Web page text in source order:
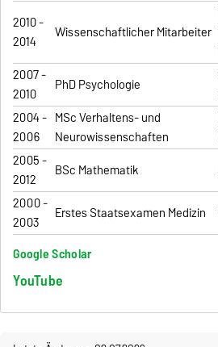
2010 -
2014
Wissenschaftlicher Mitarbeiter
2007 -
2010
PhD Psychologie
2004 -
2006
MSc Verhaltens- und
Neurowissenschaften
2005 -
2012
BSc Mathematik
2000 -
2003
Erstes Staatsexamen Medizin
Google Scholar
YouTube